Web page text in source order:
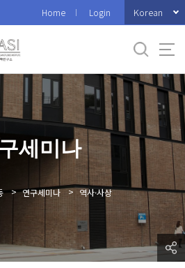
Home Login Korean
세미나
> 연구세미나 > 역사·사상